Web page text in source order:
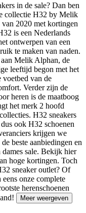
in de sale? Dan ben
collectie H32 by Melik
van 2020 met kortingen
is een Nederlands
ontwerpen van een
te maken van naden.
aan Melik Alphan, de
leeftijd begon met het
voetbed van de
Verder zijn de
heren is de maatboog
het merk 2 hoofd
H32 sneakers
ook H32 schoenen
krijgen we
beste aanbiedingen en
dames sale. Bekijk hier
hoge kortingen. Toch
sneaker outlet? Of
onze complete
herenschoenen
Meer weergeven